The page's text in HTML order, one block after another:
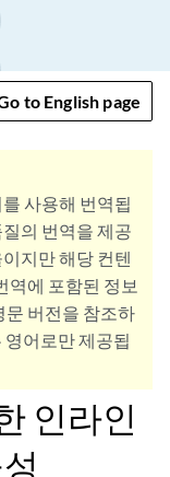
to English page
사용해 번역됩
의 번역을 제공
지만 해당 컨텐
역에 포함된 정보
문 버전을 참조하
어로만 제공됩
인라인